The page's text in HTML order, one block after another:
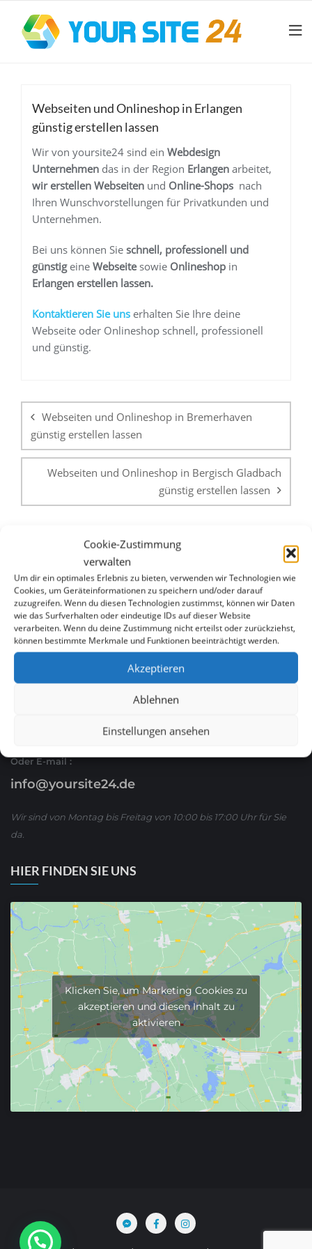
Cookie-Zustimmung
verwalten
Um dir ein optimales Erlebnis zu bieten, verwenden wir Technologien wie
Cookies, um Geräteinformationen zu speichern und/oder darauf
zuzugreifen. Wenn du diesen Technologien zustimmst, können wir Daten
wie das Surfverhalten oder eindeutige IDs auf dieser Website
verarbeiten. Wenn du deine Zustimmung nicht erteilst oder zurückziehst,
können bestimmte Merkmale und Funktionen beeinträchtigt werden.
Akzeptieren
Ablehnen
Einstellungen ansehen
Webseiten und Onlineshop in Erlangen
günstig erstellen lassen
Wir von yoursite24 sind ein Webdesign
Unternehmen das in der Region Erlangen arbeitet,
wir erstellen Webseiten und Online-Shops nach
Ihren Wunschvorstellungen für Privatkunden und
Unternehmen.
Bei uns können Sie schnell, professionell und
günstigeine Webseitesowie Onlineshop in
Erlangen erstellen lassen.
Kontaktieren Sie uns erhalten Sie Ihre deine
Webseite oder Onlineshop schnell, professionell
und günstig.
Webseiten und Onlineshop in Bremerhaven
günstig erstellen lassen
Webseiten und Onlineshop in Bergisch Gladbach
günstig erstellen lassen
WHATSAPP & E-MAIL
Ruf Sie uns an
oder schreiben Sie uns über WhatsApp:
01590/ 8 63 65 63
Oder E-mail :
info@yoursite24.de
Wir sind von Montag bis Freitag von 10:00 bis 17:00 Uhr für Sie
da.
HIER FINDEN SIE UNS
Klicken Sie, um Marketing Cookies zu
akzeptieren und diesen Inhalt zu
aktivieren